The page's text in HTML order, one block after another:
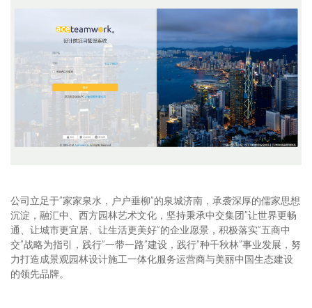
公司立足于”家家泉水，户户垂柳”的泉城济南，承袭深厚的儒家思想
沉淀，融汇中、西方园林艺术文化，坚持秉承中交集团”让世界更畅
通、让城市更宜居、让生活更美好”的企业愿景，积极落实”五商中
交”战略为指引，践行”一带一路”建设，践行”种千秋林”事业发展，努
力打造成景观园林设计施工一体化服务运营商与美丽中国生态建设
的领先品牌。